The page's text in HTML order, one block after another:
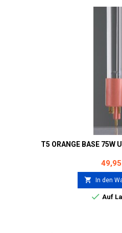
T5 ORANGE BASE 75W
Preis
 In den
 Auf